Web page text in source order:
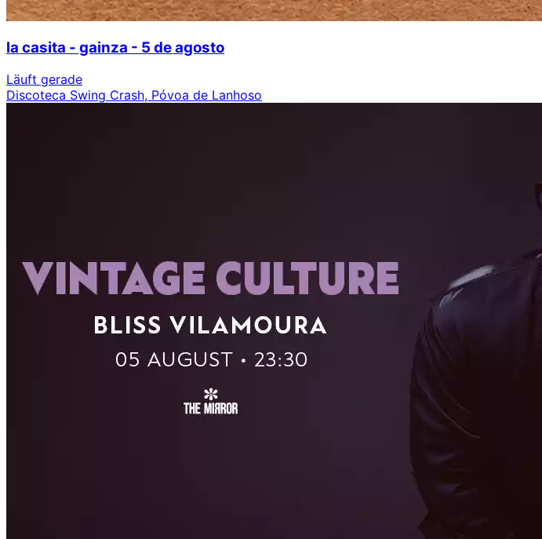
la casita - gainza - 5 de agosto
Läuft gerade
Discoteca Swing Crash, Póvoa de Lanhoso